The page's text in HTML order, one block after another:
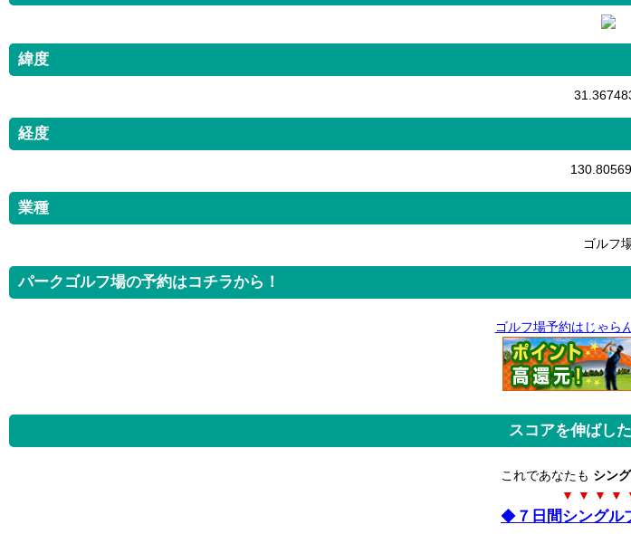
緯度
経度
業種
ゴルフ
パークゴルフ場の予約はコチラから！
ゴルフ場予約はじゃら
スコアを伸ばし
これであなたも シン
▼ ▼ ▼ ▼
◆ ７日間シングル